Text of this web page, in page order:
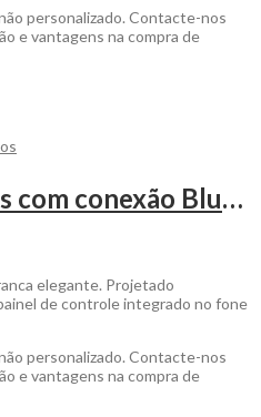
personalizado. Contacte-nos
e vantagens na compra de
Auriculares Merkus com conexão Bluetooth 5.0 para Personalizar
elegante. Projetado
de controle integrado no fone
personalizado. Contacte-nos
e vantagens na compra de